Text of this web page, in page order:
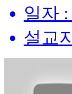
일자 :
설교